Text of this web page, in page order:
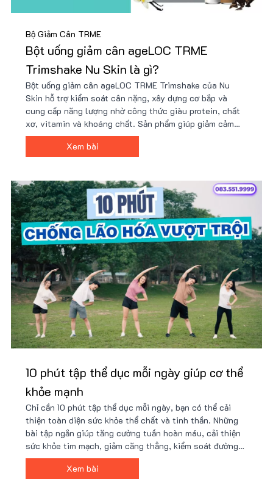
Bộ Giảm Cân TRME
Bột uống giảm cân ageLOC TRME
Trimshake Nu Skin là gì?
Bột uống giảm cân ageLOC TRME Trimshake của Nu
Skin hỗ trợ kiểm soát cân nặng, xây dựng cơ bắp và
cung cấp năng lượng nhờ công thức giàu protein, chất
xơ, vitamin và khoáng chất. Sản phẩm giúp giảm cảm
giác thèm ăn, tăng cường trao đổi chất và phù hợp với
người bận rộn hoặc tập luyện. Giá tốt tại Nu88!
Xem bài
10 phút tập thể dục mỗi ngày giúp cơ thể
khỏe mạnh
Chỉ cần 10 phút tập thể dục mỗi ngày, bạn có thể cải
thiện toàn diện sức khỏe thể chất và tinh thần. Những
bài tập ngắn giúp tăng cường tuần hoàn máu, cải thiện
sức khỏe tim mạch, giảm căng thẳng, kiểm soát đường
huyết, hỗ trợ giảm cân, tăng cường hệ miễn dịch và
nâng cao năng suất làm việc.
Xem bài